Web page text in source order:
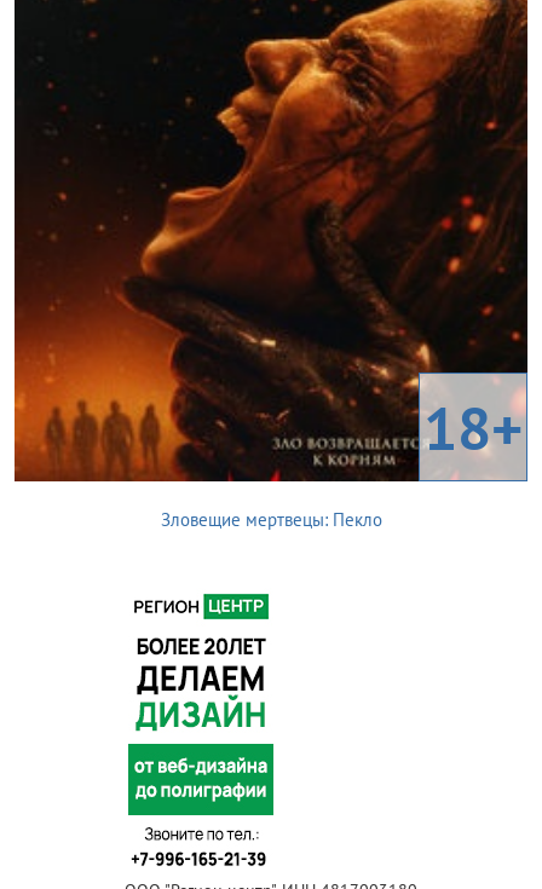
18+
Зловещие мертвецы: Пекло